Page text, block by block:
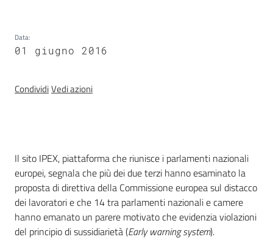
Argomenti
Data:
01 giugno 2016
CondividiVedi azioni
Introduzione
Il sito IPEX, piattaforma che riunisce i parlamenti nazionali
europei, segnala che più dei due terzi hanno esaminato la
proposta di direttiva della Commissione europea sul distacco
dei lavoratori e che 14 tra parlamenti nazionali e camere
hanno emanato un parere motivato che evidenzia violazioni
del principio di sussidiarietà (Early warning system).